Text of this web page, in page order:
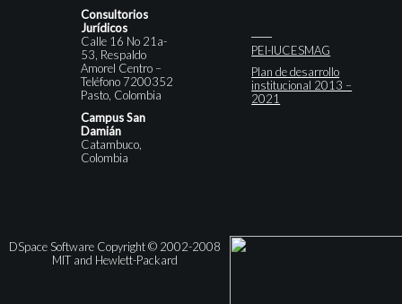
Consultorios
Jurídicos
Calle 16 No 21a-
53, Respaldo
Amorel Centro –
Teléfono 7200352
Pasto, Colombia
Campus San
Damián
Catambuco,
Colombia
PEI-IUCESMAG
Plan de desarrollo
institucional 2013 –
2021
DSpace Software Copyright © 2002-2008
MIT and Hewlett-Packard